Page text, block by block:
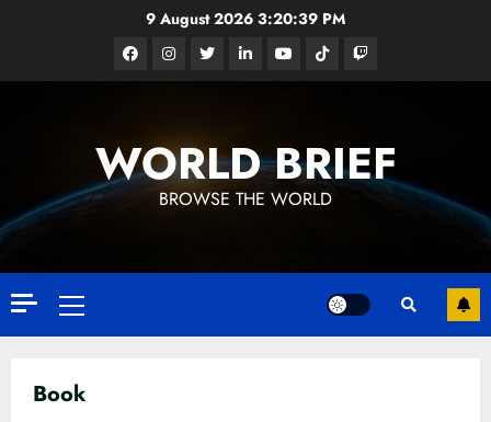
9 August 2026 3:20:40 PM
FacebookInstagram
TwitterLinkedinYoutubeTiktokGoogle
News
WORLD BRIEF
BROWSE THE WORLD
Primary
Menu
Book